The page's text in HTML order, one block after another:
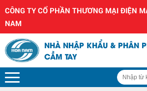
CÔNG TY CỔ PHẦN THƯƠNG MẠI ĐIỆN
NAM
NHÀ NHẬP KHẨU & PHÂN
CẦM TAY